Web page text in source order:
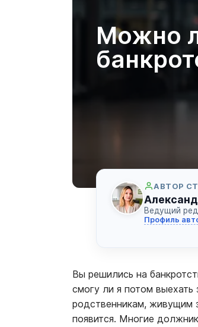
Можно
АВТОР
Ведущий
Профиль
Вы решились на
смогу ли я потом выехать
родственникам, живущим
появится. Многие